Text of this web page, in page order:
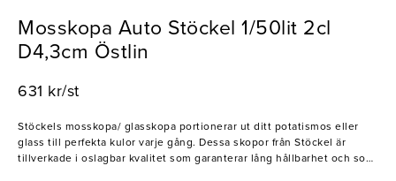
Mosskopa Auto Stöckel 1/50lit 2cl
D4,3cm Östlin
631 kr/st
Stöckels mosskopa/ glasskopa portionerar ut ditt potatismos eller
glass till perfekta kulor varje gång. Dessa skopor från Stöckel är
tillverkade i oslagbar kvalitet som garanterar lång hållbarhet och som